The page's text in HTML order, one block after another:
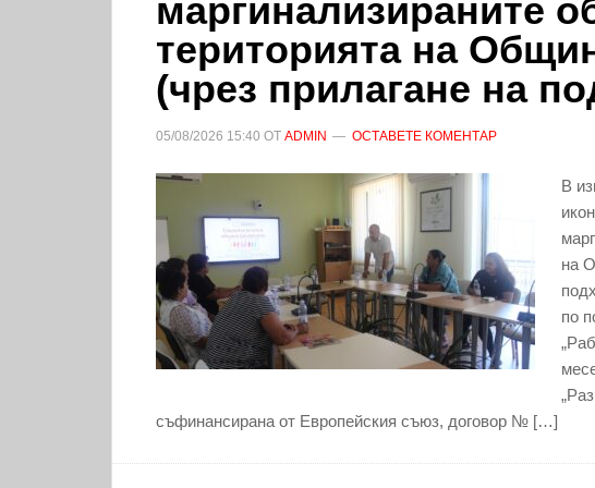
маргинализираните
територията на
(чрез прилагане на
05/08/2026 15:40 ОТ ADMIN ОСТАВЕТЕ КОМЕНТАР
В
на
по
съфинансирана от Европейския съюз, договор № […]